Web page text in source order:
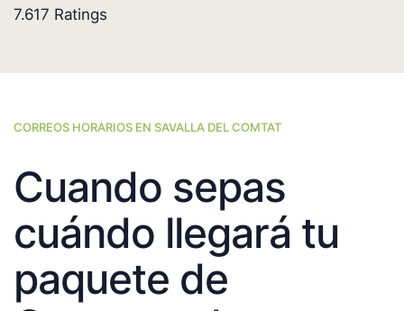
7.617 Ratings
CORREOS HORARIOS EN SAVALLA DEL COMTAT
Cuando sepas
cuándo llegará tu
paquete de